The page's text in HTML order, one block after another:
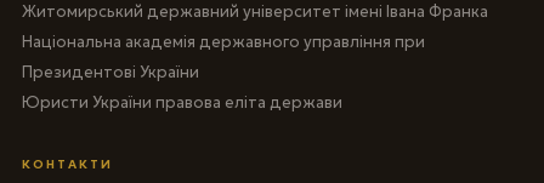
Житомирський державний університет імені Івана Франка
Національна академія державного управління при
Президентові України
Юристи України правова еліта держави
КОНТАКТИ